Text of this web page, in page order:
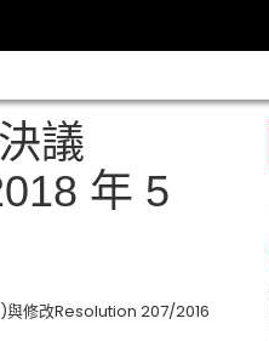
議
年 5
與修改Resolution 207/2016